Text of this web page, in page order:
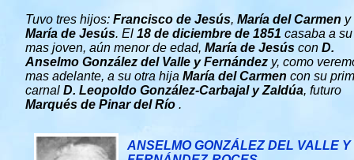
Tuvo tres hijos: Francisco de Jesús, María del Carmen y
María de Jesús. El 18 de diciembre de 1851 casaba a
mas joven, aún menor de edad, María de Jesús con D.
Anselmo González del Valle y Fernández y, como
mas adelante, a su otra hija María del Carmen con su
carnal D. Leopoldo González-Carbajal y Zaldúa, futuro
Marqués de Pinar del Río .
ANSELMO GONZÁLEZ DEL VALLE Y